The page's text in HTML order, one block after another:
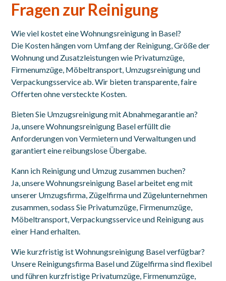
Fragen zur Reinigung
Wie viel kostet eine Wohnungsreinigung in Basel?
Die Kosten hängen vom Umfang der Reinigung, Größe der
Wohnung und Zusatzleistungen wie Privatumzüge,
Firmenumzüge, Möbeltransport, Umzugsreinigung und
Verpackungsservice ab. Wir bieten transparente, faire
Offerten ohne versteckte Kosten.
Bieten Sie Umzugsreinigung mit Abnahmegarantie an?
Ja, unsere Wohnungsreinigung Basel erfüllt die
Anforderungen von Vermietern und Verwaltungen und
garantiert eine reibungslose Übergabe.
Kann ich Reinigung und Umzug zusammen buchen?
Ja, unsere Wohnungsreinigung Basel arbeitet eng mit
unserer Umzugsfirma, Zügelfirma und Zügelunternehmen
zusammen, sodass Sie Privatumzüge, Firmenumzüge,
Möbeltransport, Verpackungsservice und Reinigung aus
einer Hand erhalten.
Wie kurzfristig ist Wohnungsreinigung Basel verfügbar?
Unsere Reinigungsfirma Basel und Zügelfirma sind flexibel
und führen kurzfristige Privatumzüge, Firmenumzüge,